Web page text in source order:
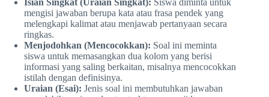
Isian Singkat (Uraian Singkat): Siswa diminta untuk
mengisi jawaban berupa kata atau frasa pendek yang
melengkapi kalimat atau menjawab pertanyaan secara
ringkas.
Menjodohkan (Mencocokkan): Soal ini meminta
siswa untuk memasangkan dua kolom yang berisi
informasi yang saling berkaitan, misalnya mencocokkan
istilah dengan definisinya.
Uraian (Esai): Jenis soal ini membutuhkan jawaban